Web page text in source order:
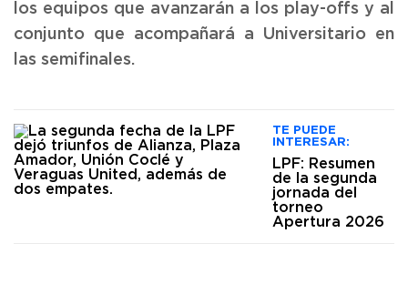
los equipos que avanzarán a los play-offs y al
conjunto que acompañará a Universitario en
las semifinales.
TE PUEDE
INTERESAR:
LPF: Resumen
de la segunda
jornada del
torneo
Apertura 2026